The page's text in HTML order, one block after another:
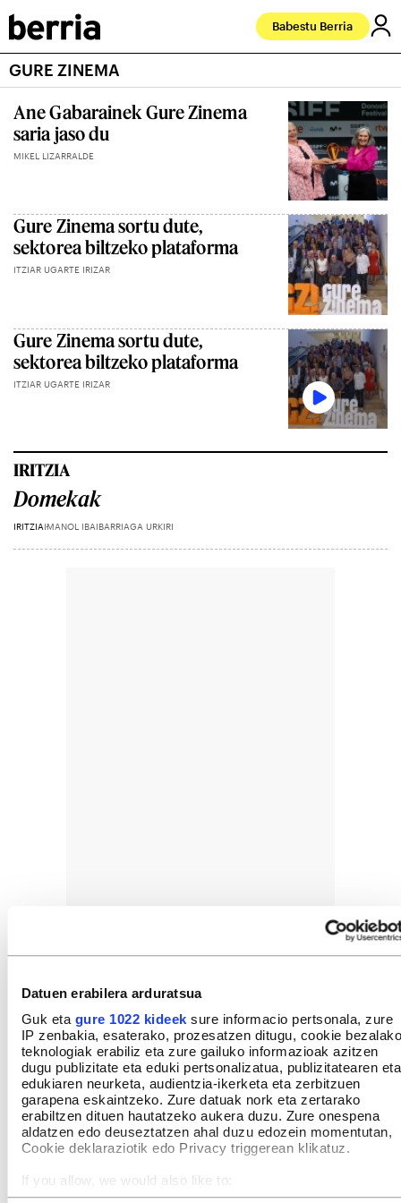
Datuen erabilera arduratsua
Guk eta gure 1022 kideek sure informacio pertsonala, zure
IP zenbakia, esaterako, prozesatzen ditugu, cookie bezalako
teknologiak erabiliz eta zure gailuko informazioak azitzen
dugu publizitate eta eduki pertsonalizatua, publizitatearen eta
edukiaren neurketa, audientzia-ikerketa eta zerbitzuen
garapena eskaintzeko. Zure datuak nork eta zertarako
erabiltzen dituen hautatzeko aukera duzu. Zure onespena
aldatzen edo deuseztatzen ahal duzu edozein momentutan,
Cookie deklaraziotik edo Privacy triggerean klikatuz.
If you allow, we would also like to:
Collect information about your geographical location
Babestu Berria
GURE ZINEMA
Ane Gabarainek Gure Zinema
saria jaso du
MIKEL LIZARRALDE
Gure Zinema sortu dute,
sektorea biltzeko plataforma
ITZIAR UGARTE IRIZAR
Gure Zinema sortu dute,
sektorea biltzeko plataforma
ITZIAR UGARTE IRIZAR
IRITZIA
Domekak
IRITZIAIMANOL IBAIBARRIAGA URKIRI